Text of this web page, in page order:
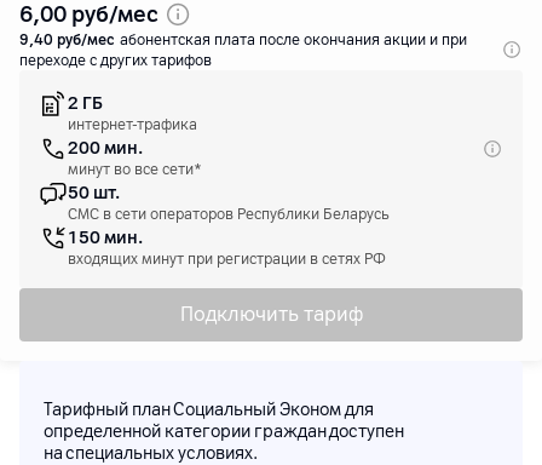
6,00руб/мес
9,40 руб/мес абонентская плата после окончания акции и при
переходе с других тарифов
2 ГБ
интернет-трафика
200 мин.
минут во все сети*
50 шт.
СМС в сети операторов Республики Беларусь
150 мин.
входящих минут при регистрации в сетях РФ
Подключить тариф
Тарифный план Социальный Эконом для
определенной категории граждан доступен
на специальных условиях.